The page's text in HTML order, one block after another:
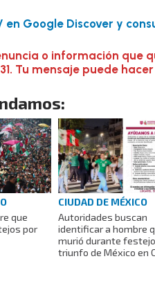
en Google Discover y
o información que
Tu mensaje puede
que
por
CIUDAD DE MÉXICO
Autoridades buscan
identificar a hombre
murió durante
triunfo de México en